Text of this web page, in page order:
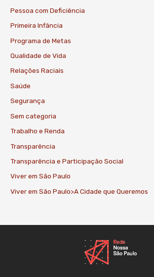
Pessoa com Deficiência
Primeira Infância
Programa de Metas
Qualidade de Vida
Relações Raciais
Saúde
Segurança
Sem categoria
Trabalho e Renda
Transparência
Transparência e Participação Social
Viver em São Paulo
Viver em São Paulo>A Cidade que Queremos